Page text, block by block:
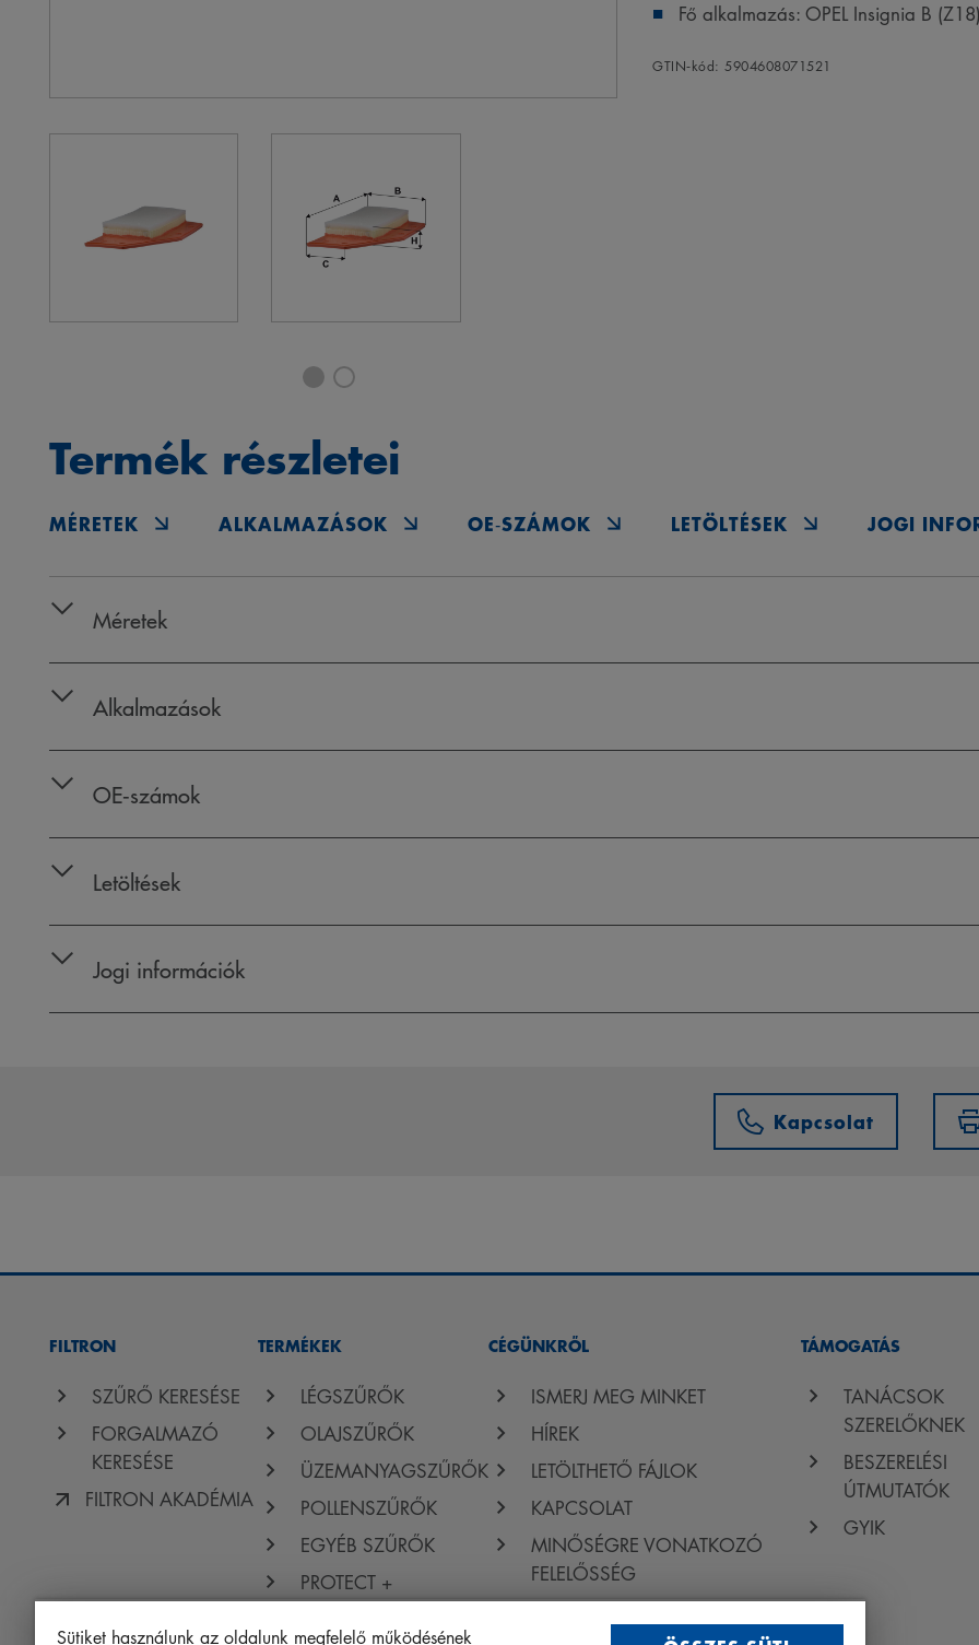
Fő alkalmazás: OPEL Insignia B
GTIN‑kód: 5904608071521
Termék részletei
MÉRETEK ALKALMAZÁSOK OE‑SZÁMOK LETÖLTÉSEK JOGI
Méretek
Alkalmazások
OE‑számok
Letöltések
Jogi információk
Kapcsolat
FILTRON
SZŰRŐ KERESÉSE
FORGALMAZÓ
KERESÉSE
FILTRON AKADÉMIA
TERMÉKEK
LÉGSZŰRŐK
OLAJSZŰRŐK
ÜZEMANYAGSZŰRŐK
POLLENSZŰRŐK
EGYÉB SZŰRŐK
PROTECT +
CÉGÜNKRŐL
ISMERJ MEG MINKET
HÍREK
LETÖLTHETŐ FÁJLOK
KAPCSOLAT
MINŐSÉGRE VONATKOZÓ
FELELŐSSÉG
TÁMOGATÁS
TANÁCSOK
SZERELŐKNEK
BESZERELÉSI
ÚTMUTATÓK
GYIK
Sütiket használunk az oldalunk megfelelő működésének